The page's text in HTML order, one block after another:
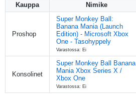
Kauppa
Nimike
Proshop
Super Monkey Ball:
Banana Mania (Launch
Edition) - Microsoft Xbox
One - Tasohyppely
Varastossa: Ei
Konsolinet
Super Monkey Ball Banana
Mania Xbox Series X /
Xbox One
Varastossa: Ei